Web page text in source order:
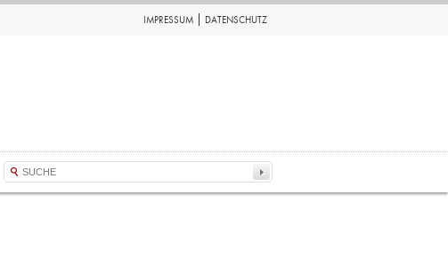
IMPRESSUM DATENSCHUTZ